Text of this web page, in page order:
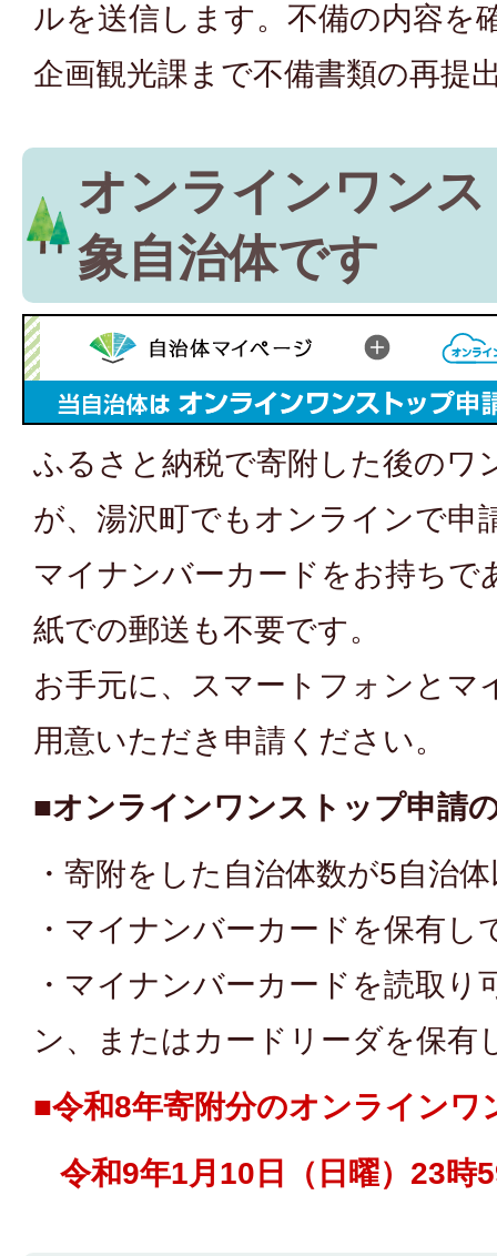
ルを送信します。不備の内容を
企画観光課まで不備書類の再提
オンラインワン
象自治体です
ふるさと納税で寄附した後のワ
が、湯沢町でもオンラインで申
マイナンバーカードをお持ちで
紙での郵送も不要です。
お手元に、スマートフォンとマ
用意いただき申請ください。
■オンラインワンストップ申請
・寄附をした自治体数が5自治
・マイナンバーカードを保有し
・マイナンバーカードを読取り
ン、またはカードリーダを保有
■令和8年寄附分のオンラインワ
令和9年1月10日（日曜）23時